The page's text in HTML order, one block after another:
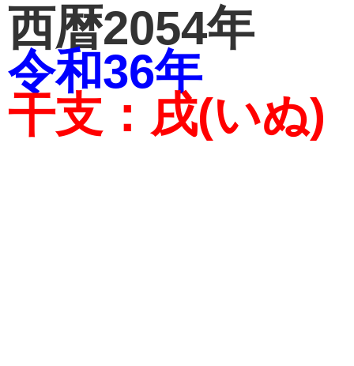
西暦2054年
令和36年
干支：戌(いぬ)